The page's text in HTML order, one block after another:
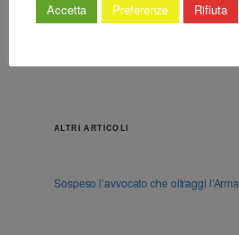
ALTRI ARTICOLI
Sospeso l’avvocato che oltraggi l’Arma
Accetta Preferenze Rifiuta